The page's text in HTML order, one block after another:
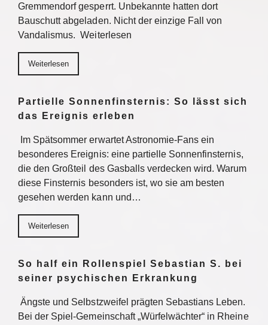
Gremmendorf gesperrt. Unbekannte hatten dort
Bauschutt abgeladen. Nicht der einzige Fall von
Vandalismus. Weiterlesen
Weiterlesen
Partielle Sonnenfinsternis: So lässt sich
das Ereignis erleben
Im Spätsommer erwartet Astronomie-Fans ein
besonderes Ereignis: eine partielle Sonnenfinsternis,
die den Großteil des Gasballs verdecken wird. Warum
diese Finsternis besonders ist, wo sie am besten
gesehen werden kann und…
Weiterlesen
So half ein Rollenspiel Sebastian S. bei
seiner psychischen Erkrankung
Ängste und Selbstzweifel prägten Sebastians Leben.
Bei der Spiel-Gemeinschaft „Würfelwächter“ in Rheine